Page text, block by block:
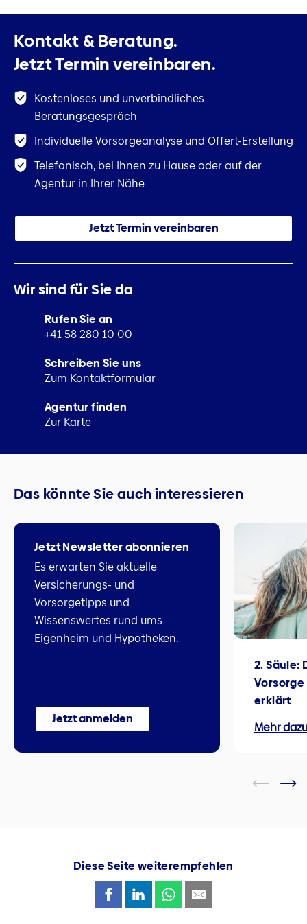
Kontakt & Beratung.
Jetzt Termin vereinbaren.
Kostenloses und unverbindliches
Beratungsgespräch
Individuelle Vorsorgeanalyse und Offert-Erstellung
Telefonisch, bei Ihnen zu Hause oder auf der
Agentur in Ihrer Nähe
Jetzt Termin vereinbaren
Wir sind für Sie da
Rufen Sie an
+41 58 280 10 00
Schreiben Sie uns
Zum Kontaktformular
Agentur finden
Zur Karte
Das könnte Sie auch interessieren
Jetzt Newsletter abonnieren
Es erwarten Sie aktuelle
Versicherungs- und
Vorsorgetipps und
Wissenswertes rund ums
Eigenheim und Hypotheken.
Jetzt anmelden
2. Säule:
erklärt
Mehr
Diese Seite weiterempfehlen